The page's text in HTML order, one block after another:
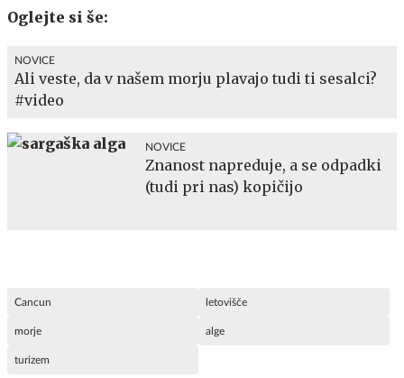
Oglejte si še:
NOVICE
Ali veste, da v našem morju plavajo tudi ti sesalci?
#video
NOVICE
Znanost napreduje, a se odpadki
(tudi pri nas) kopičijo
Cancun letovišče
morje alge
turizem